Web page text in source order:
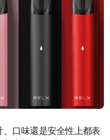
口味還是安全性上都表